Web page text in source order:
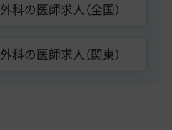
科の医師求人（全国）
科の医師求人（関東）